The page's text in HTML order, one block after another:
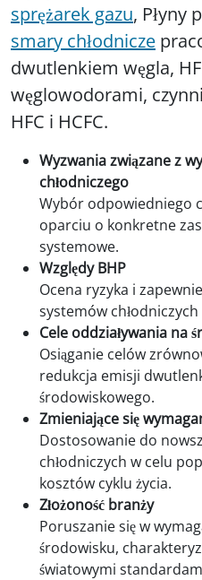
sprężarek gazu, Płyny
smary chłodnicze
dwutlenkiem węgla,
węglowodorami,
HFC i HCFC.
Wyzwania związane z
chłodniczego
Wybór odpowiedniego
oparciu o konkretne
systemowe.
Względy BHP
Ocena ryzyka i
systemów
Cele oddziaływania na
Osiąganie celów
redukcja emisji
środowiskowego.
Zmieniające się
Dostosowanie do
chłodniczych w celu
kosztów cyklu życia.
Złożoność branży
Poruszanie się w
środowisku,
światowymi